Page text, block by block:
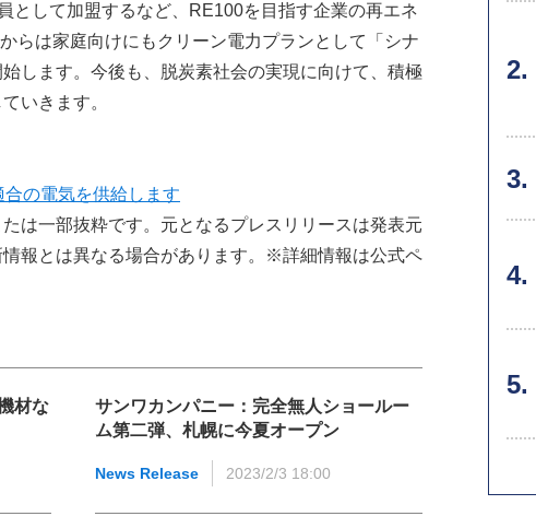
として加盟するなど、RE100を目指す企業の再エネ
らは家庭向けにもクリーン電力プランとして「シナ
します。今後も、脱炭素社会の実現に向けて、積極
いきます。
の電気を供給します
は一部抜粋です。元となるプレスリリースは発表元
報とは異なる場合があります。※詳細情報は公式ペ
材な
サンワカンパニー：完全無人ショールー
ム第二弾、札幌に今夏オープン
News Release 2023/2/3 18:00